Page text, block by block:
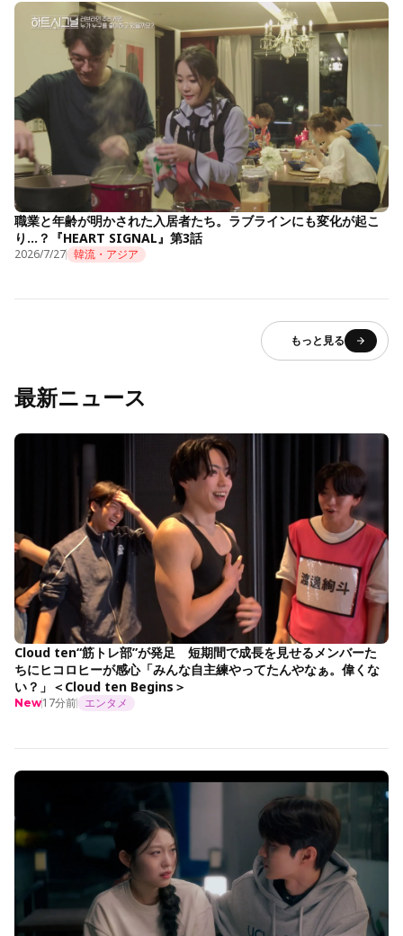
職業と年齢が明かされた入居者たち。ラブラインにも変化が起こ
り…？『HEART SIGNAL』第3話
2026/7/27 韓流・アジア
もっと見る
最新ニュース
Cloud ten“筋トレ部”が発足 短期間で成長を見せるメンバーた
ちにヒコロヒーが感心「みんな自主練やってたんやなぁ。偉くな
い？」＜Cloud ten Begins＞
New17分前 エンタメ